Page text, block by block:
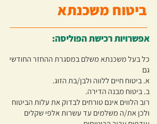
ביטוח משכנתא
אפשרויות רכישת הפוליסה:
כל בעל משכנתא משלם במסגרת ההחזר החודשי
גם
א. ביטוח חיים ללווה ולבן/בת הזוג.
ב. ביטוח מבנה הדירה.
רוב הלווים אינם טורחים לבדוק את עלות הביטוח
ולכן את/ה משלמים עד עשרות אלפי שקלים